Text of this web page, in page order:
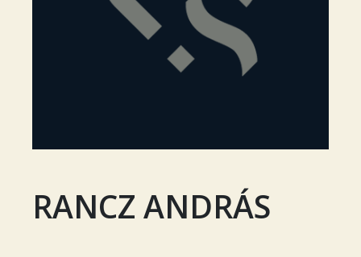
RANCZ ANDRÁS